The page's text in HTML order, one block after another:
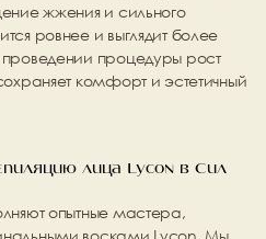
жжения и сильного
ровнее и выглядит более
процедуры рост
комфорт и эстетичный
лица Lycon в Сил
опытные мастера,